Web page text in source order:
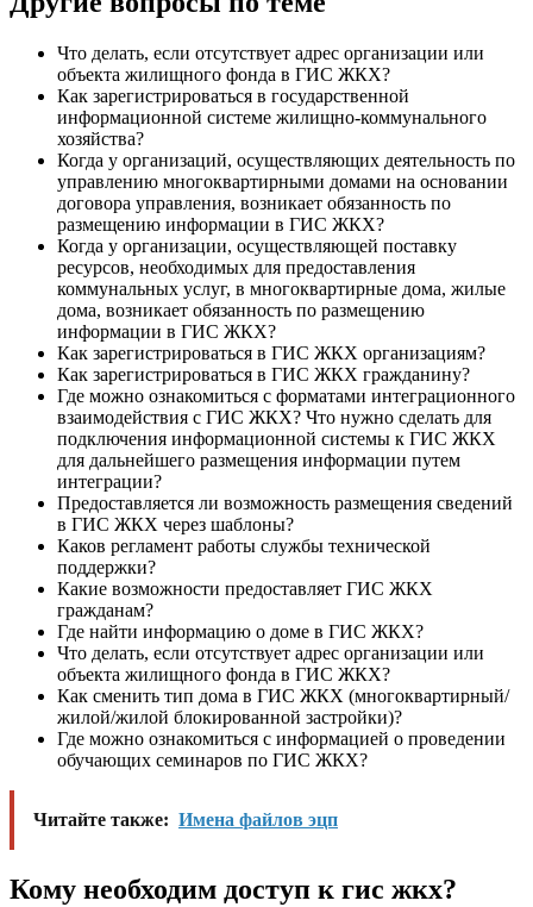
Что делать, если отсутствует адрес организации или
объекта жилищного фонда в ГИС ЖКХ?
Как зарегистрироваться в государственной
информационной системе жилищно-коммунального
хозяйства?
Когда у организаций, осуществляющих деятельность по
управлению многоквартирными домами на основании
договора управления, возникает обязанность по
размещению информации в ГИС ЖКХ?
Когда у организации, осуществляющей поставку
ресурсов, необходимых для предоставления
коммунальных услуг, в многоквартирные дома, жилые
дома, возникает обязанность по размещению
информации в ГИС ЖКХ?
Как зарегистрироваться в ГИС ЖКХ организациям?
Как зарегистрироваться в ГИС ЖКХ гражданину?
Где можно ознакомиться с форматами интеграционного
взаимодействия с ГИС ЖКХ? Что нужно сделать для
подключения информационной системы к ГИС ЖКХ
для дальнейшего размещения информации путем
интеграции?
Предоставляется ли возможность размещения сведений
в ГИС ЖКХ через шаблоны?
Каков регламент работы службы технической
поддержки?
Какие возможности предоставляет ГИС ЖКХ
гражданам?
Где найти информацию о доме в ГИС ЖКХ?
Что делать, если отсутствует адрес организации или
объекта жилищного фонда в ГИС ЖКХ?
Как сменить тип дома в ГИС ЖКХ (многоквартирный/
жилой/жилой блокированной застройки)?
Где можно ознакомиться с информацией о проведении
обучающих семинаров по ГИС ЖКХ?
Читайте также: Имена файлов эцп
Кому необходим доступ к гис жкх?